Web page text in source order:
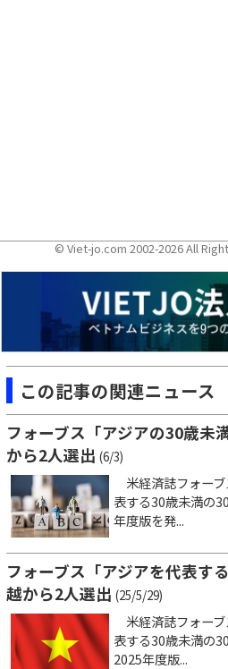
© Viet-jo.com 2002-2026 All
この記事の関連ニュース
フォーブス「アジアの30歳未
から2人選出 (6/3)
米経済誌フォー
表する30歳未満の
年度版を発...
フォーブス「アジアを代表す
越から2人選出 (25/5/29)
米経済誌フォー
表する30歳未満の
2025年度版...